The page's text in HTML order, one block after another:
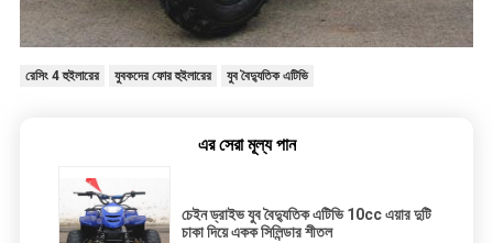
রেসিং 4 হুইলারের যুবকদের ফোর হুইলারের যুব বৈদ্যুতিক এটিভি
এর সেরা মূল্য পান
চেইন ড্রাইভ যুব বৈদ্যুতিক এটিভি 10cc এয়ার দুটি
চাকা দিয়ে একক সিলিন্ডার শীতল